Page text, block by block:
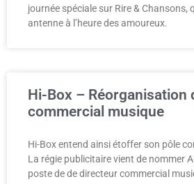
journée spéciale sur Rire & Chansons,
antenne à l’heure des amoureux.
Hi-Box – Réorganisation
commercial musique
Hi-Box entend ainsi étoffer son pôle
La régie publicitaire vient de nommer
poste de de directeur commercial